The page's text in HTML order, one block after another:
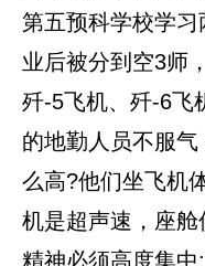
第五预科学校学
业后被分到空3师
歼-5飞机、歼-6飞
的地勤人员不服
么高?他们坐飞机
机是超声速，座
精神必须高度集